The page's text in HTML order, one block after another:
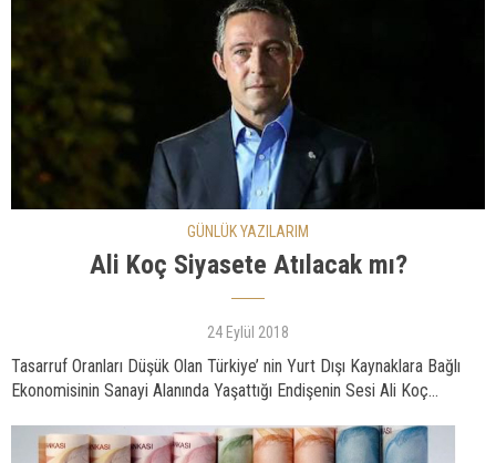
GÜNLÜK YAZILARIM
Ali Koç Siyasete Atılacak mı?
24 Eylül 2018
Tasarruf Oranları Düşük Olan Türkiye’ nin Yurt Dışı Kaynaklara Bağlı
Ekonomisinin Sanayi Alanında Yaşattığı Endişenin Sesi Ali Koç...